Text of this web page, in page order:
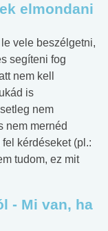
elmondani
vele beszélgetni,
segíteni fog
nem kell
is
nem
nem mernéd
kérdéseket (pl.:
tudom, ez mit
- Mi van, ha